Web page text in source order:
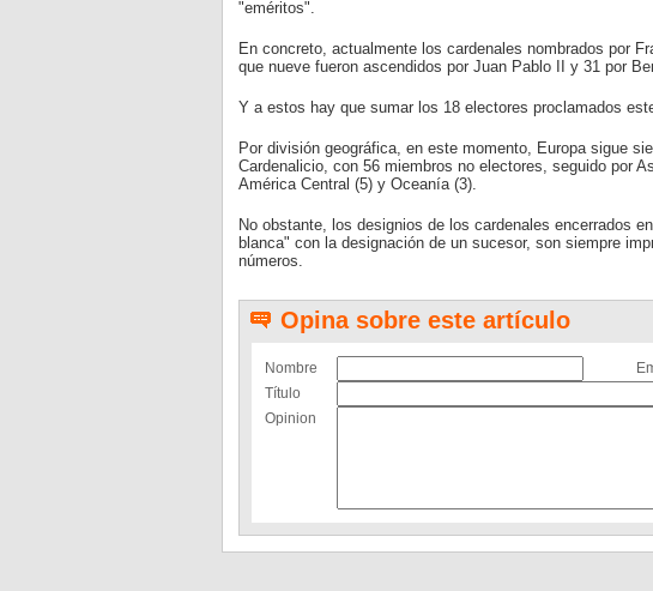
"eméritos".
En concreto, actualmente los cardenales nombrados por
que nueve fueron ascendidos por Juan Pablo II y 31 por
Y a estos hay que sumar los 18 electores proclamados
Por división geográfica, en este momento, Europa sigue
Cardenalicio, con 56 miembros no electores, seguido por
América Central (5) y Oceanía (3).
No obstante, los designios de los cardenales encerrados
blanca" con la designación de un sucesor, son siempre
números.
Opina sobre este artículo
Nombre
Título
Opinion